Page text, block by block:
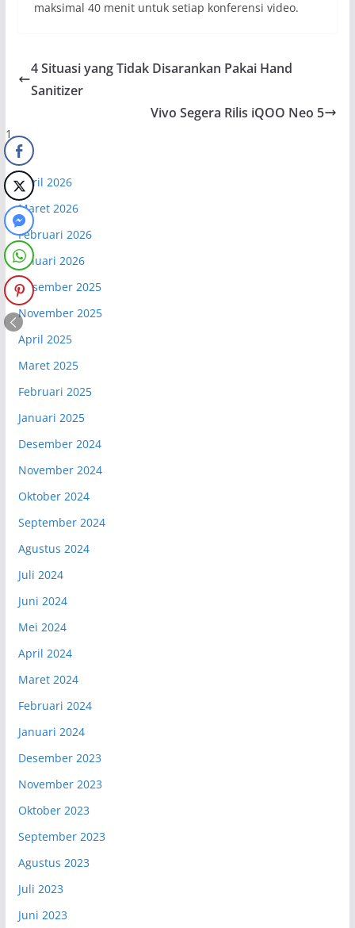
maksimal 40 menit untuk setiap konferensi video.
4 Situasi yang Tidak Disarankan Pakai Hand
Sanitizer
Vivo Segera Rilis iQOO Neo 5
April 2026
Maret 2026
Februari 2026
Januari 2026
Desember 2025
November 2025
April 2025
Maret 2025
Februari 2025
Januari 2025
Desember 2024
November 2024
Oktober 2024
September 2024
Agustus 2024
Juli 2024
Juni 2024
Mei 2024
April 2024
Maret 2024
Februari 2024
Januari 2024
Desember 2023
November 2023
Oktober 2023
September 2023
Agustus 2023
Juli 2023
Juni 2023